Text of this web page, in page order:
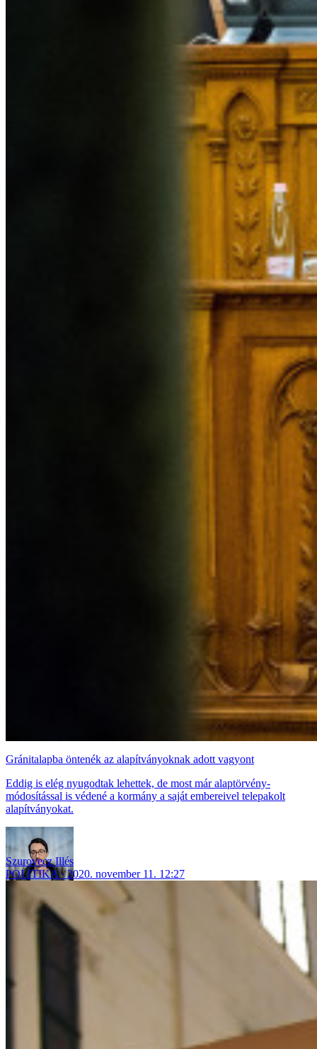
Gránitalapba öntenék az alapítványoknak adott vagyont
Eddig is elég nyugodtak lehettek, de most már alaptörvény-
módosítással is védené a kormány a saját embereivel telepakolt
alapítványokat.
Szurovecz Illés
POLITIKA
2020. november 11. 12:27